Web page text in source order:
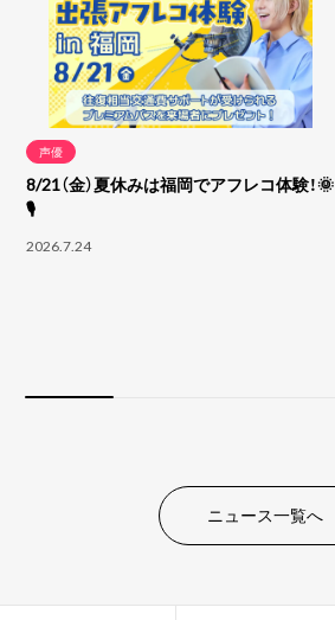
声優
8/21（金）夏休みは福岡でアフレコ体験！🌞
🎙
2026.7.24
ニュース一覧へ